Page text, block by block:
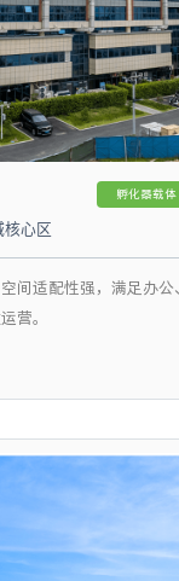
孵化器载体
核心区
间适配性强，满足办
营。